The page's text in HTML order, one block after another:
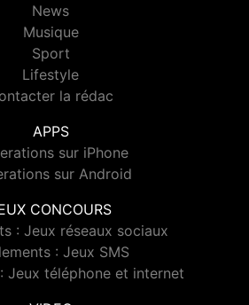
News
Musique
Sport
Lifestyle
la rédac
APPS
sur iPhone
sur Android
CONCOURS
: Jeux réseaux sociaux
: Jeux SMS
Jeux téléphone et internet